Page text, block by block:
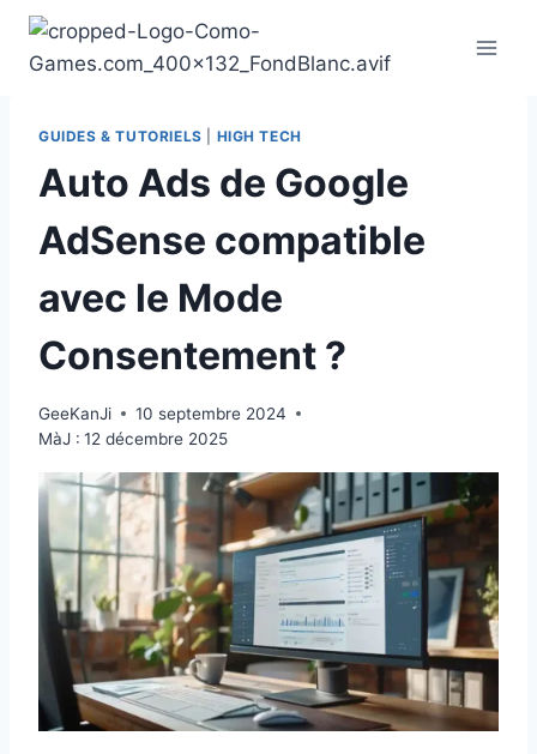
Aller
contenu
GUIDES & TUTORIELS HIGH TECH
Auto Ads de Google
AdSense compatible
avec le Mode
Consentement ?
GeeKanJi
10 septembre 2024
MàJ : 12 décembre 2025